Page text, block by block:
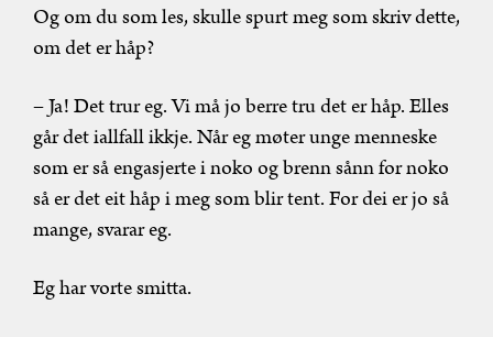
Og om du som les, skulle spurt meg som skriv dette,
om det er håp?
– Ja! Det trur eg. Vi må jo berre tru det er håp. Elles
går det iallfall ikkje. Når eg møter unge menneske
som er så engasjerte i noko og brenn sånn for noko
så er det eit håp i meg som blir tent. For dei er jo så
mange, svarar eg.
Eg har vorte smitta.